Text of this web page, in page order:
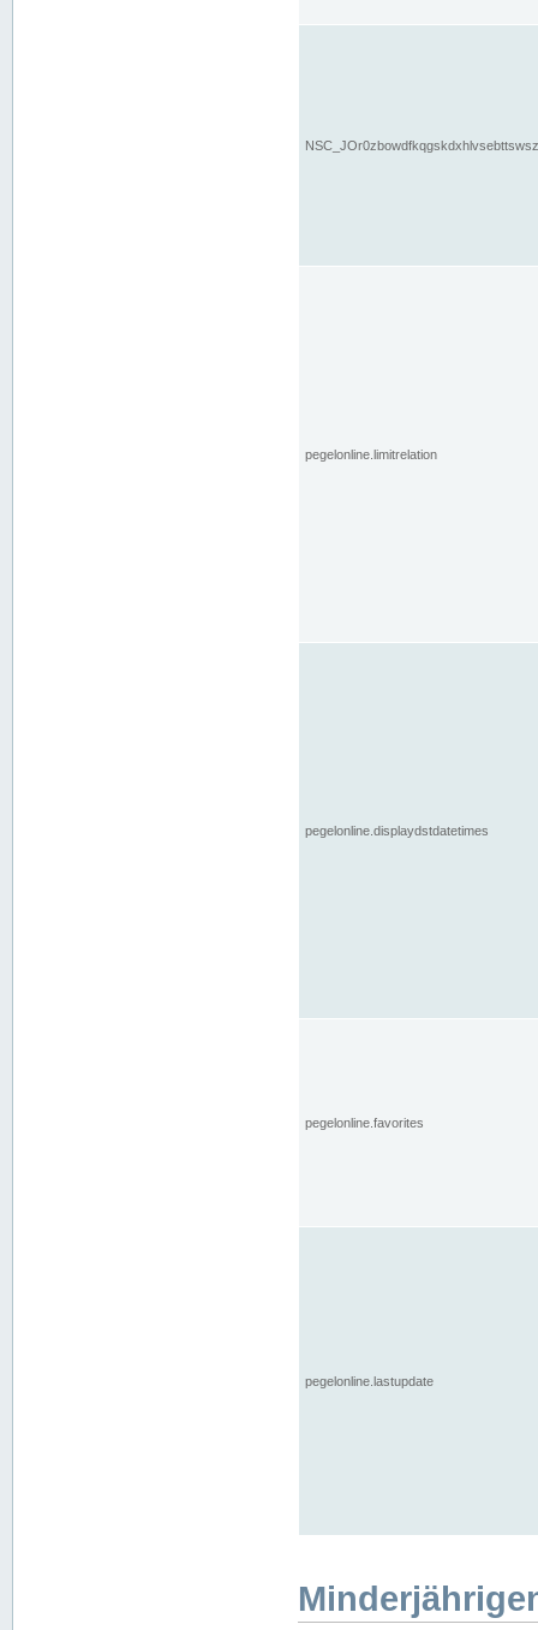
pegelonline.limitrelation
pegelonline.displaydstdatetimes
pegelonline.favorites
pegelonline.lastupdate